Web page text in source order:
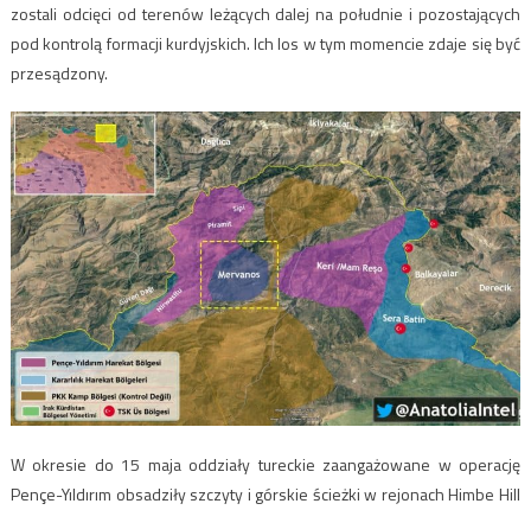
zostali odcięci od terenów leżących dalej na południe i pozostających
pod kontrolą formacji kurdyjskich. Ich los w tym momencie zdaje się być
przesądzony.
W okresie do 15 maja oddziały tureckie zaangażowane w operację
Pençe-Yıldırım obsadziły szczyty i górskie ścieżki w rejonach Himbe Hill